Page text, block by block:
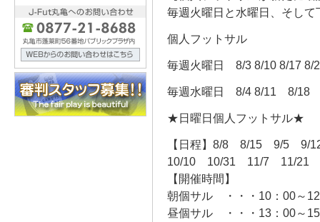
毎週火曜日と水曜日、そし
個人フットサル
毎週火曜日 8/3 8/10 8/17
毎週水曜日 8/4 8/11 8/18
★日曜日個人フットサル★
【日程】8/8 8/15 9/5 9/
10/10 10/31 11/7 11/21
【開催時間】
朝個サル ・・・10：00～
昼個サル ・・・13：00～